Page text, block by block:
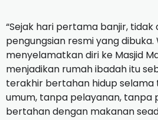
“Sejak hari pertama banjir,
pengungsian resmi yang
menyelamatkan diri ke Masjid
menjadikan rumah ibadah itu
terakhir bertahan hidup selama
umum, tanpa pelayanan, tanpa
bertahan dengan makanan